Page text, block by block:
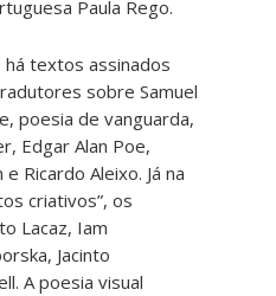
Paula Rego.
há textos assinados
sobre Samuel
poesia de vanguarda,
Edgar Alan Poe,
Ricardo Aleixo. Já na
criativos”, os
Lacaz, Iam
Jacinto
A poesia visual